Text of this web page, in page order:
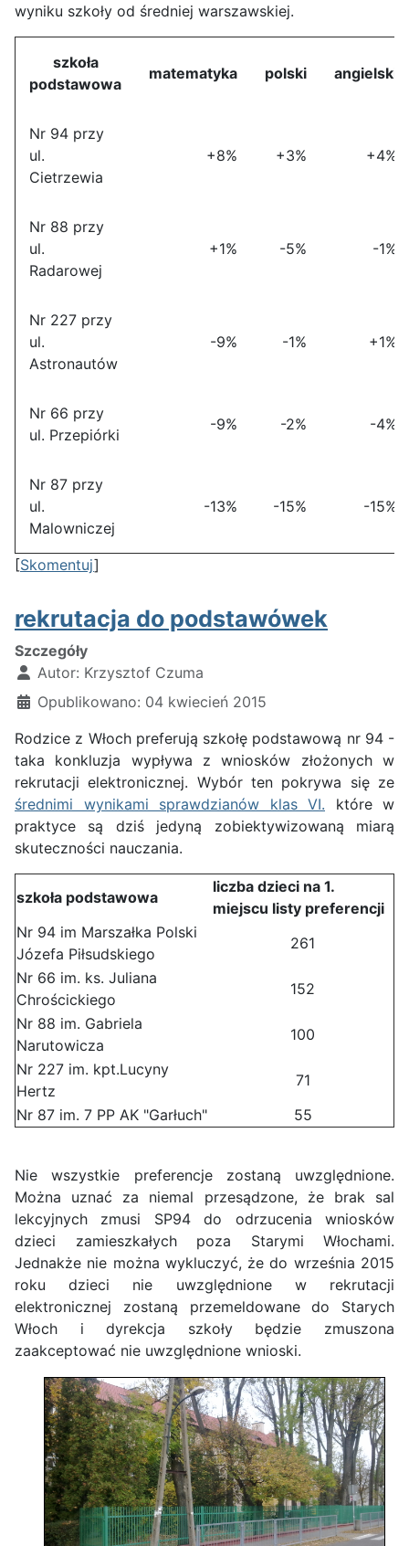
wyniku szkoły od średniej warszawskiej.
szkoła
podstawowa
matematyka polski angielski
Nr 94 przy
ul.
Cietrzewia
+8% +3% +4%
Nr 88 przy
ul.
Radarowej
+1% -5% -1%
Nr 227 przy
ul.
Astronautów
-9% -1% +1%
Nr 66 przy
ul. Przepiórki
-9% -2% -4%
Nr 87 przy
ul.
Malowniczej
-13% -15% -15%
[Skomentuj]
rekrutacja do podstawówek
Szczegóły
Autor: Krzysztof Czuma
Opublikowano: 04 kwiecień 2015
Rodzice z Włoch preferują szkołę podstawową nr 94 -
taka konkluzja wypływa z wniosków złożonych w
rekrutacji elektronicznej. Wybór ten pokrywa się ze
średnimi wynikami sprawdzianów klas VI. które w
praktyce są dziś jedyną zobiektywizowaną miarą
skuteczności nauczania.
szkoła podstawowa
liczba dzieci na 1.
miejscu listy preferencji
Nr 94 im Marszałka Polski
Józefa Piłsudskiego
261
Nr 66 im. ks. Juliana
Chrościckiego
152
Nr 88 im. Gabriela
Narutowicza
100
Nr 227 im. kpt.Lucyny
Hertz
71
Nr 87 im. 7 PP AK "Garłuch"
55
Nie wszystkie preferencje zostaną uwzględnione.
Można uznać za niemal przesądzone, że brak sal
lekcyjnych zmusi SP94 do odrzucenia wniosków
dzieci zamieszkałych poza Starymi Włochami.
Jednakże nie można wykluczyć, że do września 2015
roku dzieci nie uwzględnione w rekrutacji
elektronicznej zostaną przemeldowane do Starych
Włoch i dyrekcja szkoły będzie zmuszona
zaakceptować nie uwzględnione wnioski.